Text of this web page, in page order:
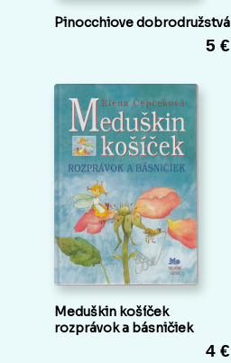
Pinocchiove dobrodružstvá
5 €
Meduškin košíček
rozprávok a básničiek
4 €